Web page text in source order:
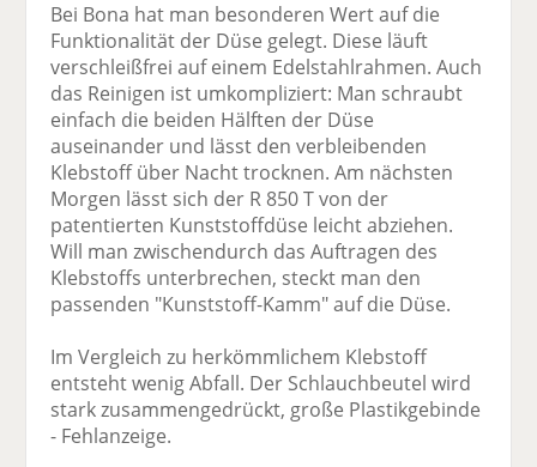
Bei Bona hat man besonderen Wert auf die
Funktionalität der Düse gelegt. Diese läuft
verschleißfrei auf einem Edelstahlrahmen. Auch
das Reinigen ist umkompliziert: Man schraubt
einfach die beiden Hälften der Düse
auseinander und lässt den verbleibenden
Klebstoff über Nacht trocknen. Am nächsten
Morgen lässt sich der R 850 T von der
patentierten Kunststoffdüse leicht abziehen.
Will man zwischendurch das Auftragen des
Klebstoffs unterbrechen, steckt man den
passenden "Kunststoff-Kamm" auf die Düse.
Im Vergleich zu herkömmlichem Klebstoff
entsteht wenig Abfall. Der Schlauchbeutel wird
stark zusammengedrückt, große Plastikgebinde
- Fehlanzeige.